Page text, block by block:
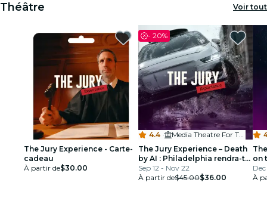
Théâtre Voir tout
The Jury Experience - Carte-
cadeau
À partir de$30.00
- 20%
4.4 ·
Media Theatre For The Performing Arts
The Jury Experience – Death
by AI : Philadelphia rendra-t-
elle justice?
Sep 12 - Nov 22
À partir de$45.00$36.00
on
À